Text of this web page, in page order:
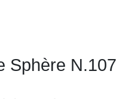
Sphère N.107